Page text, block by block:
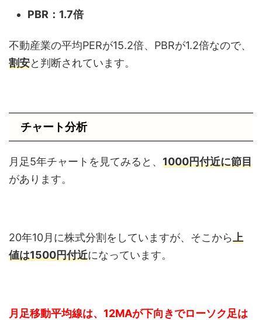
PBR：1.7倍
不動産業の平均PERが15.2倍、PBRが1.2倍なので、
割安と判断されています。
チャート分析
月足5年チャートを見てみると、 1000円付近に節目
があります。
20年10月に株式分割をしていますが、そこから上
値は1500円付近になっています。
月足移動平均線は、12MAが下向きでローソク足は